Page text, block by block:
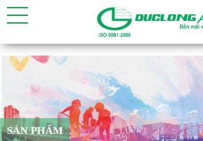
SẢN PHẨM